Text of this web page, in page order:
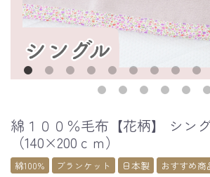
綿１００％毛布【花柄】 シン
（140×200ｃｍ）
綿100% ブランケット 日本製 おすすめ商